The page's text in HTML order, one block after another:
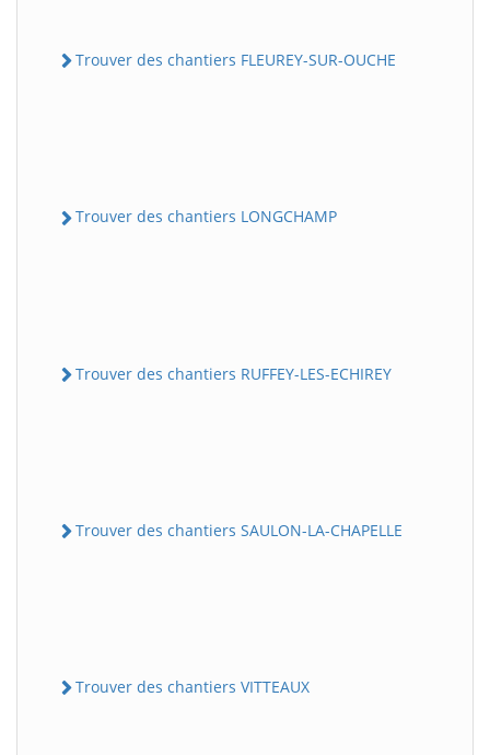
Trouver des chantiers FLEUREY-SUR-OUCHE
Trouver des chantiers LONGCHAMP
Trouver des chantiers RUFFEY-LES-ECHIREY
Trouver des chantiers SAULON-LA-CHAPELLE
Trouver des chantiers VITTEAUX